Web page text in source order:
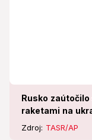
Rusko
raketami na
Zdroj: TASR/AP